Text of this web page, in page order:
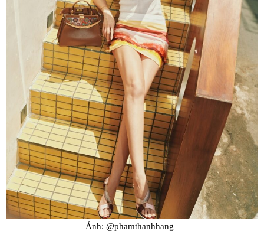
Ảnh: @phamthanhhang_